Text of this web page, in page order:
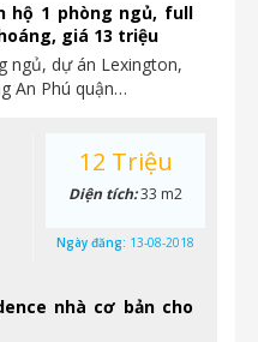
hộ 1 phòng ngủ, full
giá 13 triệu
ngủ, dự án Lexington,
An Phú quận…
nhà cơ bản cho
12 Triệu
Diện tích:33 m2
Ngày đăng: 13-08-2018